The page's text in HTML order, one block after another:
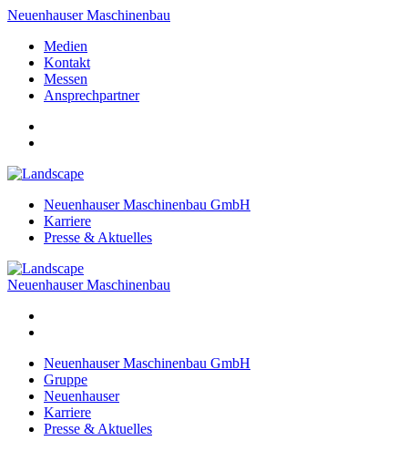
Neuenhauser Maschinenbau
Medien
Kontakt
Messen
Ansprechpartner
Neuenhauser Maschinenbau GmbH
Karriere
Presse & Aktuelles
Neuenhauser Maschinenbau
Neuenhauser Maschinenbau GmbH
Gruppe
Neuenhauser
Karriere
Presse & Aktuelles